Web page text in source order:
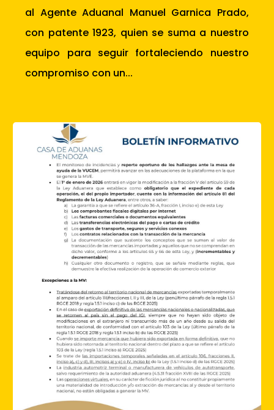
al Agente Aduanal Manuel Garnica Prado,
con patente 1923, quien se suma a nuestro
equipo para seguir fortaleciendo nuestro
compromiso con un...